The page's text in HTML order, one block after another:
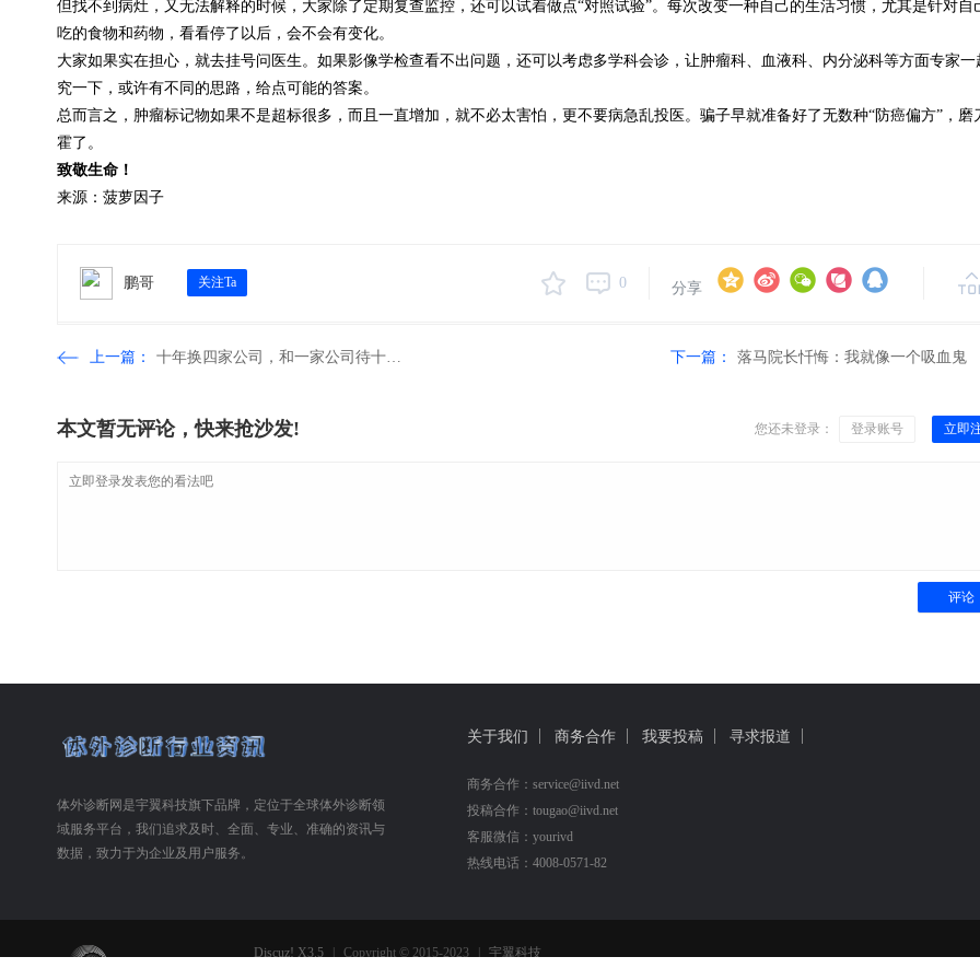
但找不到病灶，又无法解释的时候，大家除了定期复查监控，还可以试着做点“对照试验”。每次改变一种自己的生活习惯，尤其是针对自
吃的食物和药物，看看停了以后，会不会有变化。
大家如果实在担心，就去挂号问医生。如果影像学检查看不出问题，还可以考虑多学科会诊，让肿瘤科、血液科、内分泌科等方面专家一
究一下，或许有不同的思路，给点可能的答案。
总而言之，肿瘤标记物如果不是超标很多，而且一直增加，就不必太害怕，更不要病急乱投医。骗子早就准备好了无数种“防癌偏方”，磨
霍了。
致敬生命！
来源：菠萝因子
鹏哥 关注Ta 0 分享
上一篇： 十年换四家公司，和一家公司待十年，谁过得更好？ 下一篇： 落马院长忏悔：我就像一个吸血鬼
本文暂无评论，快来抢沙发! 您还未登录： 登录账号 立即
评论
体外诊断网是宇翼科技旗下品牌，定位于全球体外诊断领
域服务平台，我们追求及时、全面、专业、准确的资讯与
数据，致力于为企业及用户服务。
关于我们 商务合作 我要投稿 寻求报道
商务合作：service@iivd.net
投稿合作：tougao@iivd.net
客服微信：yourivd
热线电话：4008-0571-82
Discuz! X3.5 Copyright © 2015-2023
宇翼科技